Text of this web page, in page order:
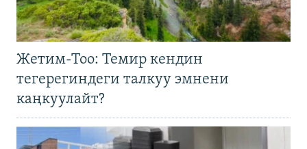
Жетим-Тоо: Темир кендин
тегерегиндеги талкуу эмнени
каңкуулайт?